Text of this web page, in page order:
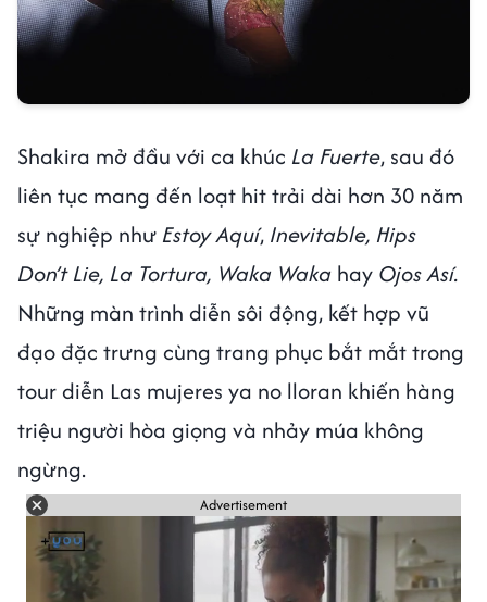
Shakira mở đầu với ca khúc La Fuerte, sau đó
liên tục mang đến loạt hit trải dài hơn 30 năm
sự nghiệp như Estoy Aquí, Inevitable, Hips
Don’t Lie, La Tortura, Waka Waka hay Ojos Así.
Những màn trình diễn sôi động, kết hợp vũ
đạo đặc trưng cùng trang phục bắt mắt trong
tour diễn Las mujeres ya no lloran khiến hàng
triệu người hòa giọng và nhảy múa không
ngừng.
Advertisement